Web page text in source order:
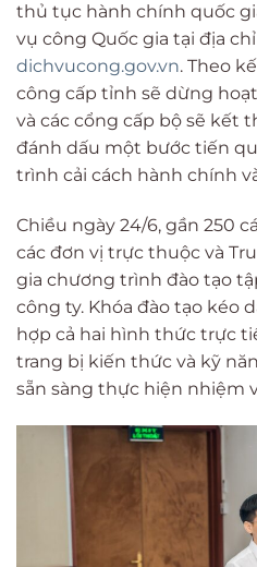
thủ tục hành chính quốc
vụ công Quốc gia tại địa
dichvucong.gov.vn. Theo
công cấp tỉnh sẽ dừng
và các cổng cấp bộ sẽ kết
đánh dấu một bước tiến
trình cải cách hành chính
Chiều ngày 24/6, gần 250
các đơn vị trực thuộc và
gia chương trình đào tạo
công ty. Khóa đào tạo kéo
hợp cả hai hình thức trực
trang bị kiến thức và kỹ
sẵn sàng thực hiện nhiệm